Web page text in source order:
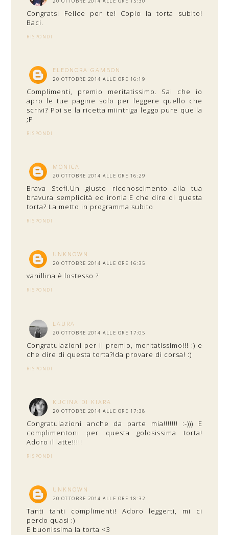
Congrats! Felice per te! Copio la torta subito!
Baci.
RISPONDI
ELEONORA GAMBON
20 OTTOBRE 2014 ALLE ORE 16:19
Complimenti, premio meritatissimo. Sai che io
apro le tue pagine solo per leggere quello che
scrivi? Poi se la ricetta miintriga leggo pure quella
;P
RISPONDI
MONICA
20 OTTOBRE 2014 ALLE ORE 16:29
Brava Stefi.Un giusto riconoscimento alla tua
bravura semplicità ed ironia.E che dire di questa
torta? La metto in programma subito
RISPONDI
UNKNOWN
20 OTTOBRE 2014 ALLE ORE 16:35
vanillina è lostesso ?
RISPONDI
LAURA
20 OTTOBRE 2014 ALLE ORE 17:05
Congratulazioni per il premio, meritatissimo!!! :) e
che dire di questa torta?!da provare di corsa! :)
RISPONDI
KUCINA DI KIARA
20 OTTOBRE 2014 ALLE ORE 17:38
Congratulazioni anche da parte mia!!!!!!! :-))) E
complimentoni per questa golosissima torta!
Adoro il latte!!!!!
RISPONDI
UNKNOWN
20 OTTOBRE 2014 ALLE ORE 18:32
Tanti tanti complimenti! Adoro leggerti, mi ci
perdo quasi :)
E buonissima la torta <3